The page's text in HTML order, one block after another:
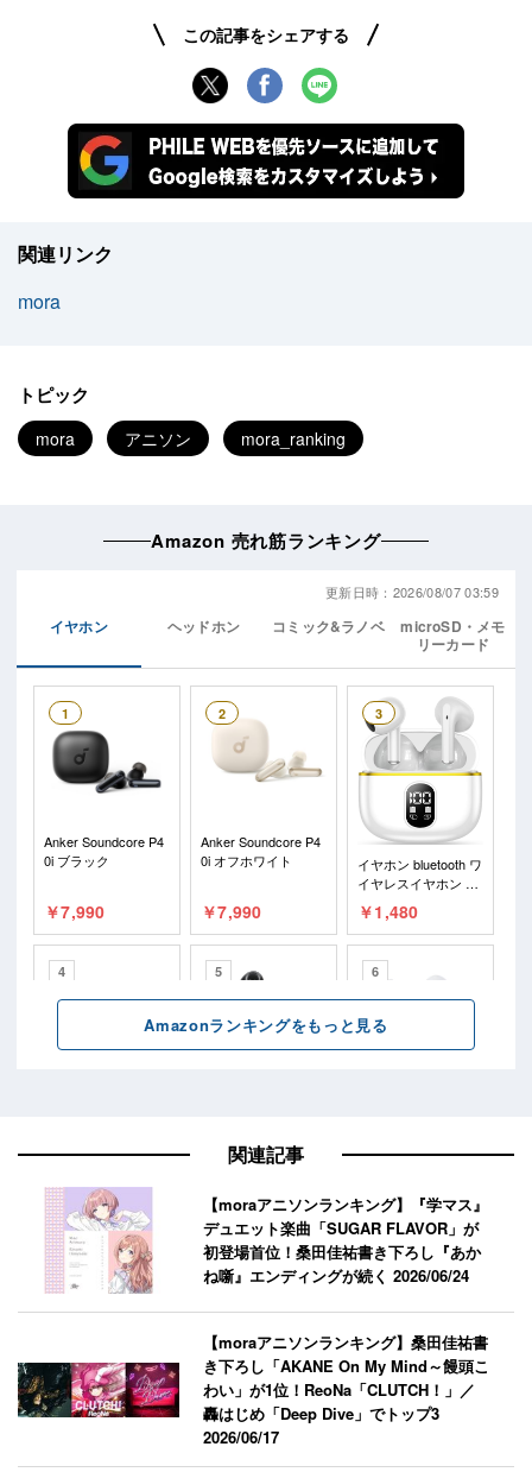
この記事をシェアする
関連リンク
mora
トピック
mora アニソン mora_ranking
関連記事
【moraアニソンランキング】『学マス』
デュエット楽曲「SUGAR FLAVOR」が
初登場首位！桑田佳祐書き下ろし『あか
ね噺』エンディングが続く2026/06/24
【moraアニソンランキング】桑田佳祐書
き下ろし「AKANE On My Mind～饅頭こ
わい」が1位！ReoNa「CLUTCH！」／
轟はじめ「Deep Dive」でトップ3
2026/06/17